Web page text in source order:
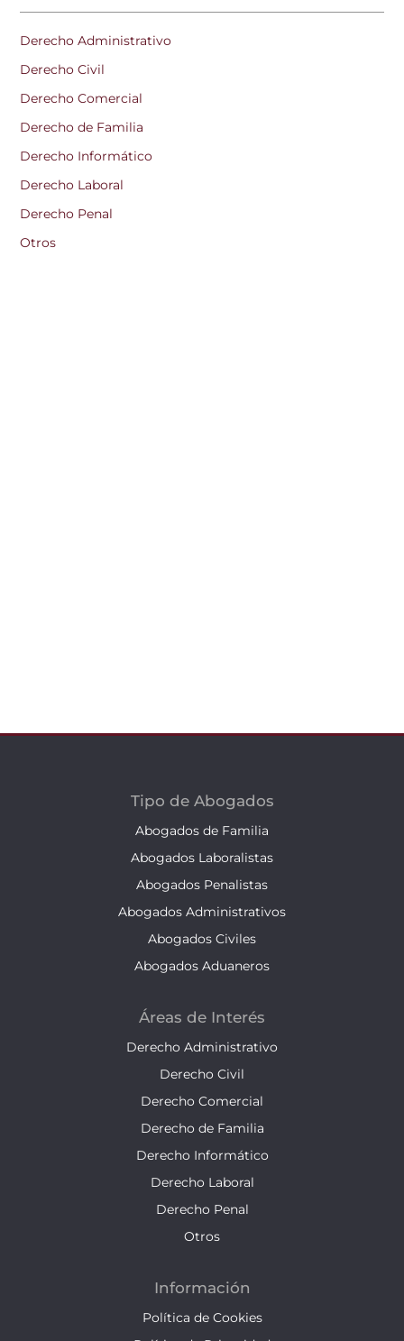
Derecho Administrativo
Derecho Civil
Derecho Comercial
Derecho de Familia
Derecho Informático
Derecho Laboral
Derecho Penal
Otros
Tipo de Abogados
Abogados de Familia
Abogados Laboralistas
Abogados Penalistas
Abogados Administrativos
Abogados Civiles
Abogados Aduaneros
Áreas de Interés
Derecho Administrativo
Derecho Civil
Derecho Comercial
Derecho de Familia
Derecho Informático
Derecho Laboral
Derecho Penal
Otros
Información
Política de Cookies